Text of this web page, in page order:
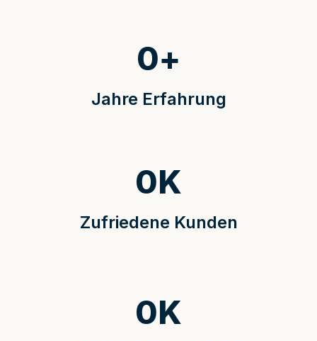
Jahre Erfahrung
0+
Zufriedene Kunden
0K
0K